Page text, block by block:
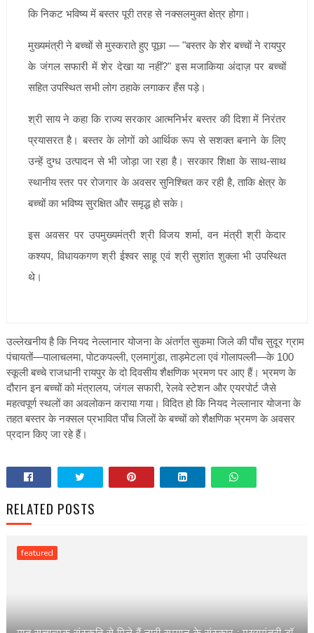
कि निकट भविष्य में बस्तर पूरी तरह से नक्सलमुक्त क्षेत्र होगा।
मुख्यमंत्री ने बच्चों से मुस्कराते हुए पूछा — "बस्तर के शेर बच्चों ने रायपुर
के जंगल सफारी में शेर देखा या नहीं?" इस मजाकिया अंदाज़ पर बच्चों
सहित उपस्थित सभी लोग ठहाके लगाकर हँस पड़े।
श्री साय ने कहा कि राज्य सरकार आत्मनिर्भर बस्तर की दिशा में निरंतर
प्रयासरत है। बस्तर के लोगों को आर्थिक रूप से सशक्त बनाने के लिए
उन्हें दुग्ध उत्पादन से भी जोड़ा जा रहा है। सरकार शिक्षा के साथ-साथ
स्थानीय स्तर पर रोजगार के अवसर सुनिश्चित कर रही है, ताकि क्षेत्र के
बच्चों का भविष्य सुरक्षित और समृद्ध हो सके।
इस अवसर पर उपमुख्यमंत्री श्री विजय शर्मा, वन मंत्री श्री केदार
कश्यप, विधायकगण श्री ईश्वर साहू एवं श्री सुशांत शुक्ला भी उपस्थित
थे।
उल्लेखनीय है कि नियद नेल्लानार योजना के अंतर्गत सुकमा जिले की पाँच सुदूर ग्राम
पंचायतों—पालाचलमा, पोटकपल्ली, एलमागुंडा, ताड़मेटला एवं गोलापल्ली—के 100
स्कूली बच्चे राजधानी रायपुर के दो दिवसीय शैक्षणिक भ्रमण पर आए हैं। भ्रमण के
दौरान इन बच्चों को मंत्रालय, जंगल सफारी, रेलवे स्टेशन और एयरपोर्ट जैसे
महत्वपूर्ण स्थलों का अवलोकन कराया गया। विदित हो कि नियद नेल्लानार योजना के
तहत बस्तर के नक्सल प्रभावित पाँच जिलों के बच्चों को शैक्षणिक भ्रमण के अवसर
प्रदान किए जा रहे हैं।
RELATED POSTS
featured